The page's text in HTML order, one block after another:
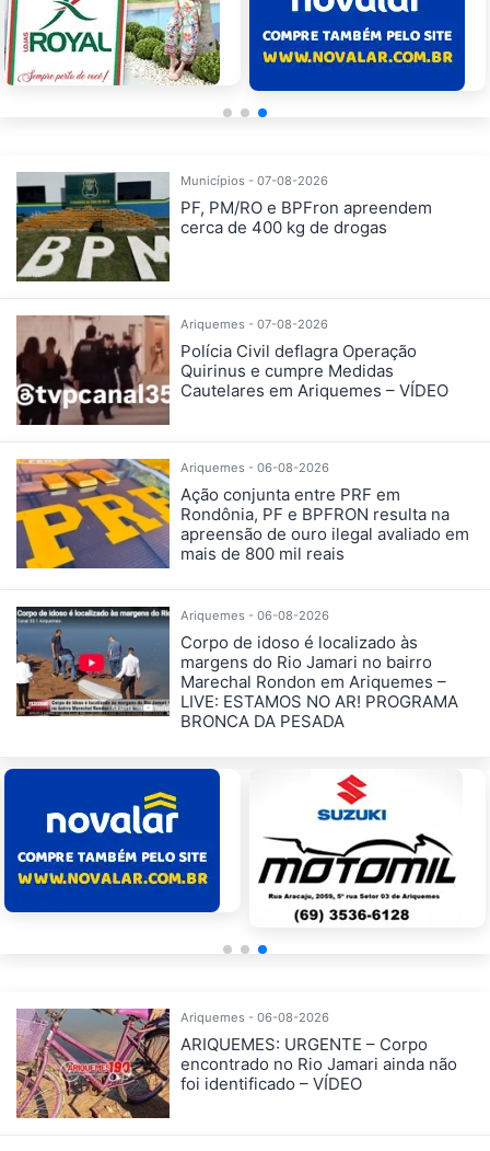
Municípios - 07-08-2026
PF, PM/RO e BPFron apreendem
cerca de 400 kg de drogas
Ariquemes - 07-08-2026
Polícia Civil deflagra Operação
Quirinus e cumpre Medidas
Cautelares em Ariquemes – VÍDEO
Ariquemes - 06-08-2026
Ação conjunta entre PRF em
Rondônia, PF e BPFRON resulta na
apreensão de ouro ilegal avaliado em
mais de 800 mil reais
Ariquemes - 06-08-2026
Corpo de idoso é localizado às
margens do Rio Jamari no bairro
Marechal Rondon em Ariquemes –
LIVE: ESTAMOS NO AR! PROGRAMA
BRONCA DA PESADA
Ariquemes - 06-08-2026
ARIQUEMES: URGENTE – Corpo
encontrado no Rio Jamari ainda não
foi identificado – VÍDEO